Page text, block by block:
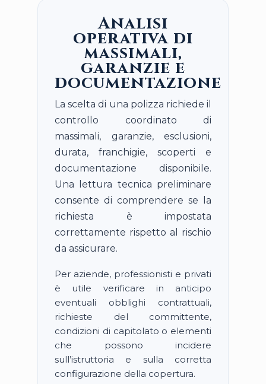
Analisi
operativa di
massimali,
garanzie e
documentazione
La scelta di una polizza richiede il
controllo coordinato di
massimali, garanzie, esclusioni,
durata, franchigie, scoperti e
documentazione disponibile.
Una lettura tecnica preliminare
consente di comprendere se la
richiesta è impostata
correttamente rispetto al rischio
da assicurare.
Per aziende, professionisti e privati
è utile verificare in anticipo
eventuali obblighi contrattuali,
richieste del committente,
condizioni di capitolato o elementi
che possono incidere
sull’istruttoria e sulla corretta
configurazione della copertura.